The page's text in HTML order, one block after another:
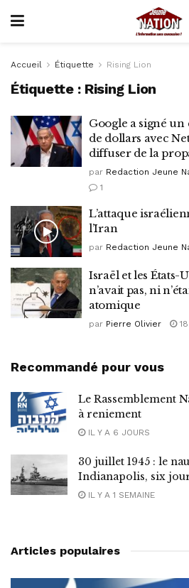
Accueil Étiquette Rising Lion
Étiquette : Rising Lion
Google a signé
de dollars avec
diffuser de la
par Redaction Jeune
1
L’attaque
l’Iran
par Redaction Jeune
Israël et les États-
n’avait pas, ni
atomique
par Pierre Olivier 18
Recommandé pour vous
Le Rassemblement
à reniement
IL Y A 6 JOURS
30 juillet 1945 : le
Indianapolis, six
IL Y A 1 SEMAINE
Articles populaires